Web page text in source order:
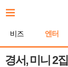
문
기
비즈 엔터
경서, 미니 2